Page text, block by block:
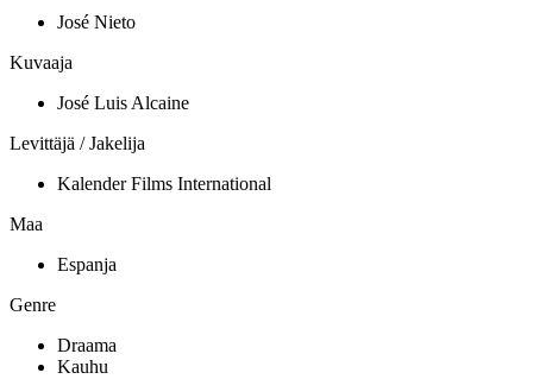
José Nieto
Kuvaaja
José Luis Alcaine
Levittäjä / Jakelija
Kalender Films International
Maa
Espanja
Genre
Draama
Kauhu